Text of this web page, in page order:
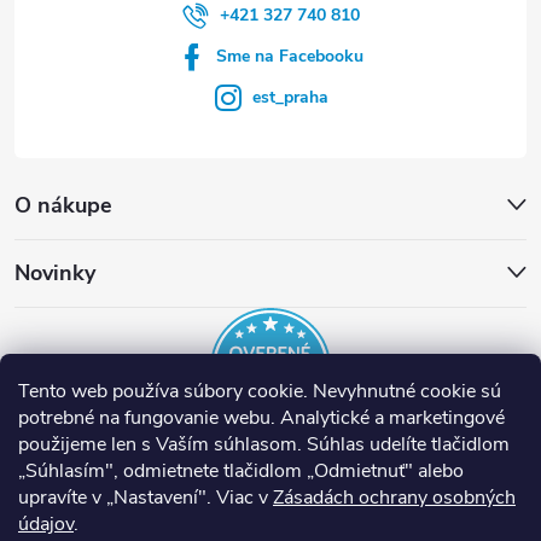
Tento web používa súbory cookie. Nevyhnutné cookie sú
potrebné na fungovanie webu. Analytické a marketingové
použijeme len s Vaším súhlasom. Súhlas udelíte tlačidlom
„Súhlasím", odmietnete tlačidlom „Odmietnuť" alebo
upravíte v „Nastavení". Viac vZásadách ochrany osobných
údajov.
O nákupe
Novinky
+421 327 740 810
Sme na Facebooku
est_praha
EST Slovensko Inteligentné termostaty tado°
Nuki Smart Lock
Nástroje Runpotec